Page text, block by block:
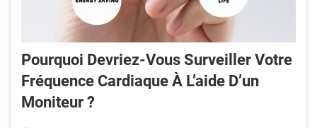
Pourquoi Devriez-Vous Surveiller Votre
Fréquence Cardiaque À L’aide D’un
Moniteur ?